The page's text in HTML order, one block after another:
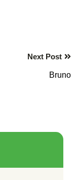
Next Post
Bruno